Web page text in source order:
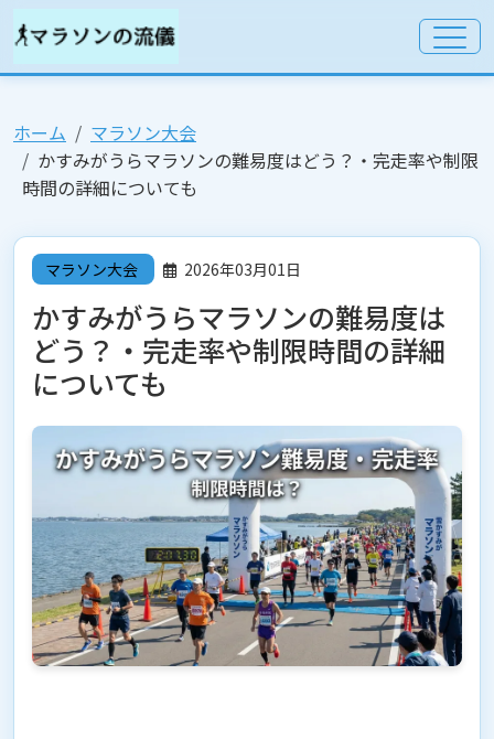
ホーム
マラソン大会
かすみがうらマラソンの難易度はどう？・完走率や制限
時間の詳細についても
マラソン大会 2026年03月01日
かすみがうらマラソンの難易度は
どう？・完走率や制限時間の詳細
についても